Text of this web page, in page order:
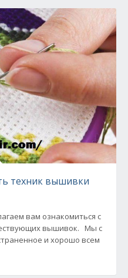
техник вышивки
вам ознакомиться с
вышивок. Мы с
и хорошо всем